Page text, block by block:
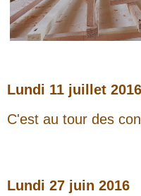
Lundi 11 juillet 2016
C'est au tour des
Lundi 27 juin 2016